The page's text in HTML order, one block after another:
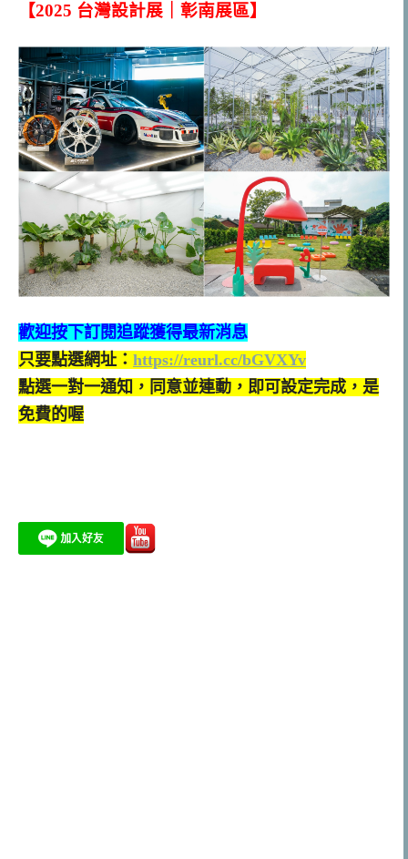
【2025 台灣設計展｜彰南展區】
歡迎按下訂閱追蹤獲得最新消息
只要點選網址： https://reurl.cc/bGVXYv
點選一對一通知，同意並連動，即可設定完成，是
免費的喔